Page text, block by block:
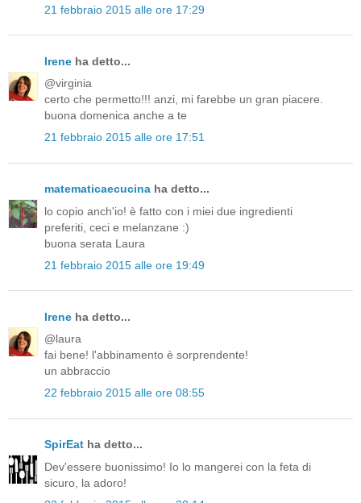
21 febbraio 2015 alle ore 17:29
Irene ha detto...
@virginia
certo che permetto!!! anzi, mi farebbe un gran piacere.
buona domenica anche a te
21 febbraio 2015 alle ore 17:51
matematicaecucina ha detto...
lo copio anch'io! è fatto con i miei due ingredienti
preferiti, ceci e melanzane :)
buona serata Laura
21 febbraio 2015 alle ore 19:49
Irene ha detto...
@laura
fai bene! l'abbinamento è sorprendente!
un abbraccio
22 febbraio 2015 alle ore 08:55
SpirEat ha detto...
Dev'essere buonissimo! Io lo mangerei con la feta di
sicuro, la adoro!